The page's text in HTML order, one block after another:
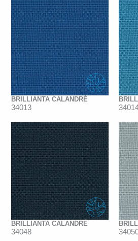
BRILLIANTA CALANDRÉ
34013
BRILLIANTA CALANDRÉ
34048